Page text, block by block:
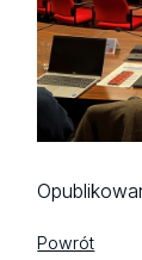
Powrót